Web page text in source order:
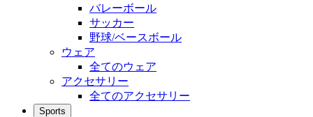
バレーボール
サッカー
野球/ベースボール
ウェア
全てのウェア
アクセサリー
全てのアクセサリー
Sports